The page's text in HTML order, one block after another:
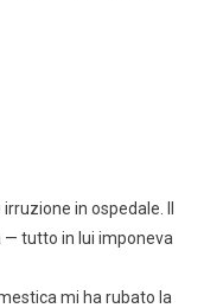
in ospedale. Il
— tutto in lui imponeva
mi ha rubato la